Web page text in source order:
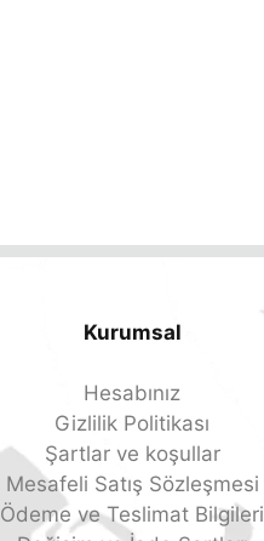
Kurumsal
Hesabınız
Gizlilik Politikası
Şartlar ve koşullar
Mesafeli Satış Sözleşmesi
Ödeme ve Teslimat Bilgileri